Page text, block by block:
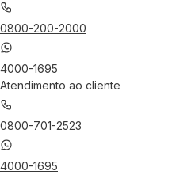
0800-200-2000
4000-1695
Atendimento ao cliente
0800-701-2523
4000-1695